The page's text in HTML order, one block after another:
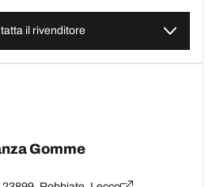
il rivenditore
Gomme